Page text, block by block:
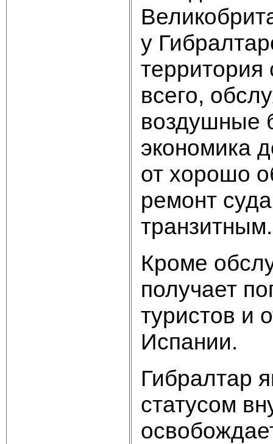
у
всего,
воздушные
экономика
от хорошо
ремонт
транзитным.
Кроме
получает
туристов и
Испании.
Гибралтар
статусом